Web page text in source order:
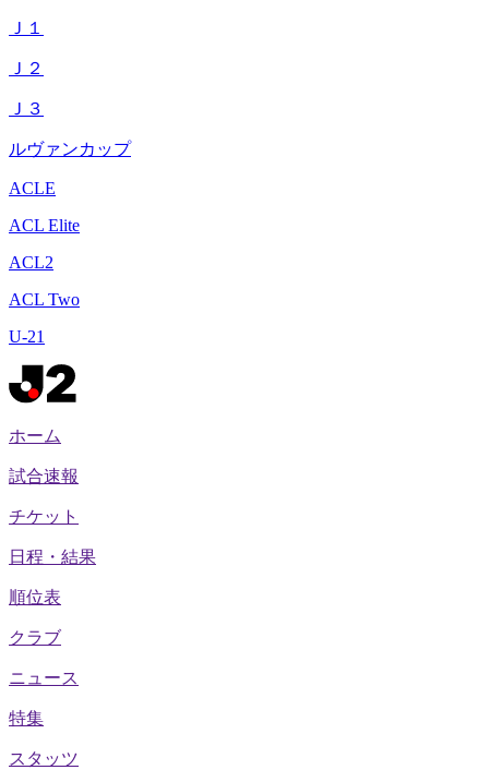
Ｊ１
Ｊ２
Ｊ３
ルヴァンカップ
ACLE
ACL Elite
ACL2
ACL Two
U-21
ホーム
試合速報
チケット
日程・結果
順位表
クラブ
ニュース
特集
スタッツ